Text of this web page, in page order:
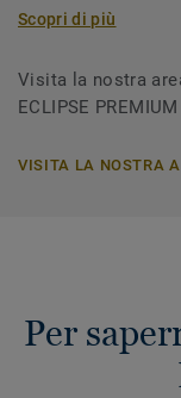
Scopri di più
Visita la nostra
ECLIPSE PREMIUM
VISITA LA NOSTRA
Per